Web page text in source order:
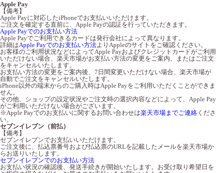
Apple Pay
【備考】
Apple Payに対応したiPhoneでお支払いいただけます。
ご注文を確定する直前に、Apple Payの認証を行っていただきます。
Apple Payでのお支払い方法
Apple Payでご利用できるカードは発行会社によって異なります。
詳細はApple Payでのお支払い方法よりAppleのサイトをご確認ください。
お客様のご利用状況などによってApple Payおよびクレジットカードがご利用
いただけない場合、楽天市場がお支払い方法の変更をご案内、またはご注文
をキャンセルいたします。
お支払い方法の変更をご案内後、7日間変更いただけない場合、楽天市場が
自動でご注文をキャンセルいたします。
iPhone以外の端末からのご購入時はApple Payをご利用いただくことができま
せん。
その他、ショップの設定状況やご注文時の選択内容などによって、Apple Pay
がご利用いただけない場合がございます。
※Apple Payでのお支払いに関するお問い合わせは楽天市場までご連絡 くださ
い。
セブンイレブン（前払）
【備考】
セブンイレブンでお支払いいただけます。
ご注文後に、払込票番号および払込票のURLを記載したメールを楽天市場か
らお送りいたします。
セブンイレブンでのお支払い方法
お支払い状況の確認後、発送手続きが開始いたします。お受け取り希望日を